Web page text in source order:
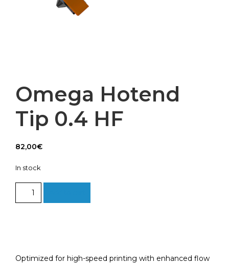
Omega Hotend
Tip 0.4 HF
82,00€
In stock
Hotend
Optimized for high-speed printing with enhanced flow